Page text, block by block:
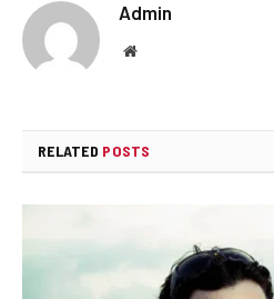
Admin
Website
RELATED POSTS